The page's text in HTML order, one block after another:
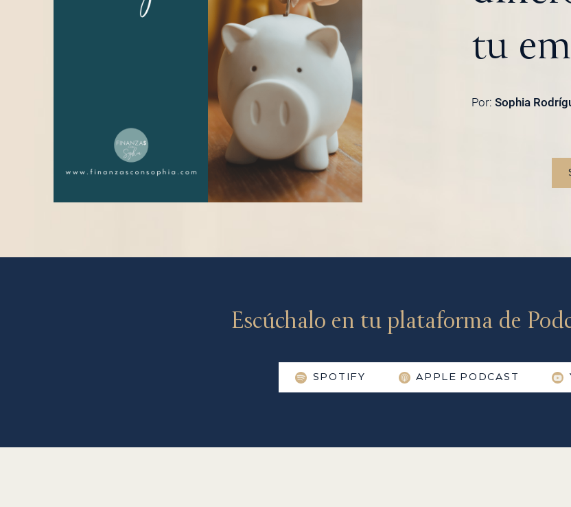
tu
Por: Sophia
Escúchalo en tu plataforma de
SPOTIFY APPLE PODCAST